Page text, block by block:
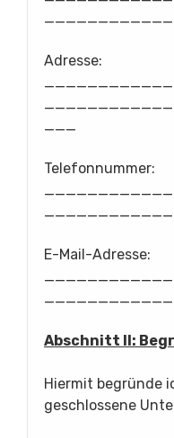
Adresse:
Telefonnummer:
E-Mail-Adresse:
Abschnitt II:
Hiermit begründe
geschlossene